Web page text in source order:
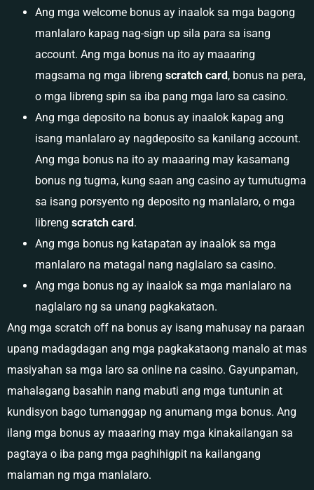
Ang mga welcome bonus ay inaalok sa mga bagong
manlalaro kapag nag-sign up sila para sa isang
account. Ang mga bonus na ito ay maaaring
magsama ng mga libreng scratch card , bonus na pera,
o mga libreng spin sa iba pang mga laro sa casino.
Ang mga deposito na bonus ay inaalok kapag ang
isang manlalaro ay nagdeposito sa kanilang account.
Ang mga bonus na ito ay maaaring may kasamang
bonus ng tugma, kung saan ang casino ay tumutugma
sa isang porsyento ng deposito ng manlalaro, o mga
libreng scratch card .
Ang mga bonus ng katapatan ay inaalok sa mga
manlalaro na matagal nang naglalaro sa casino.
Ang mga bonus ng ay inaalok sa mga manlalaro na
naglalaro ng sa unang pagkakataon.
Ang mga scratch off na bonus ay isang mahusay na paraan
upang madagdagan ang mga pagkakataong manalo at mas
masiyahan sa mga laro sa online na casino. Gayunpaman,
mahalagang basahin nang mabuti ang mga tuntunin at
kundisyon bago tumanggap ng anumang mga bonus. Ang
ilang mga bonus ay maaaring may mga kinakailangan sa
pagtaya o iba pang mga paghihigpit na kailangang
malaman ng mga manlalaro.